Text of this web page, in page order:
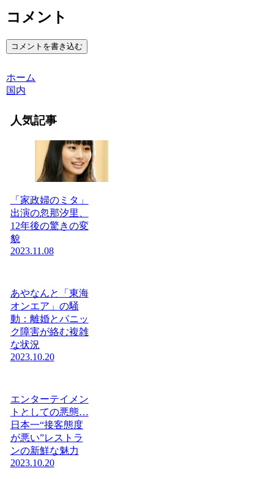
コメント
コメントを書き込む
ホーム
国内
人気記事
「家政婦のミタ」
出演の忽那汐里、
12年後の驚きの変
貌
2023.11.08
あやなんと「東海
オンエア」の騒
動：離婚とパニッ
ク障害が絡む複雑
な状況
2023.10.20
エンターテイメン
トとしての悪態…
日本一“接客態度
が悪い”レストラ
ンの新鮮な魅力
2023.10.20